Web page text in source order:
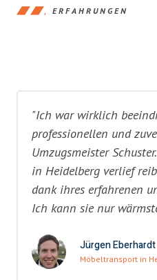
ERFAHRUNGEN
"Ich war wirklich
professionellen und
Umzugsmeister
in Heidelberg verlief
dank ihres erfahrenen
Ich kann sie nur
Jürgen Eberhardt
Möbeltransport in